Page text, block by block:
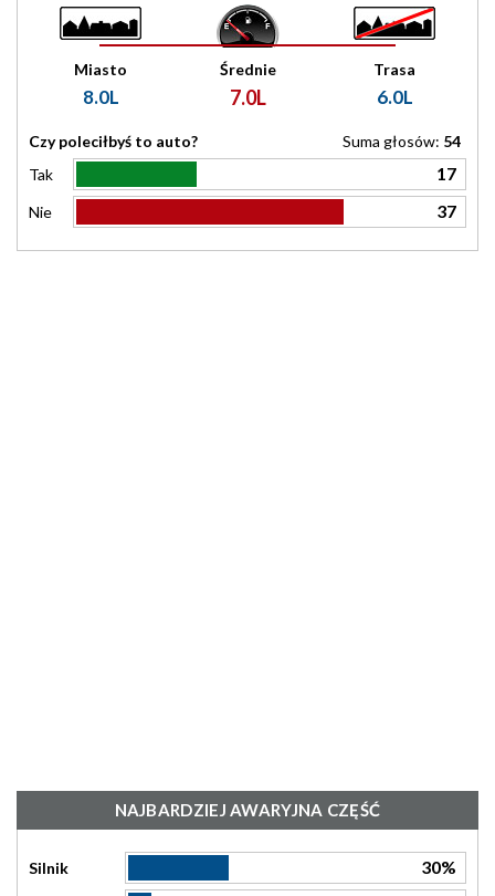
Miasto
8.0L
Średnie
7.0L
Trasa
6.0L
Czy poleciłbyś to auto? Suma głosów: 54
Tak
17
Nie 37
NAJBARDZIEJ AWARYJNA CZĘŚĆ
Silnik
30%